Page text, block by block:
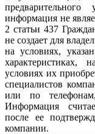
информация не
2 статьи 437
не создает для
на условиях,
характеристиках,
условиях их
специалистов
или по
Информация
после ее
компании.